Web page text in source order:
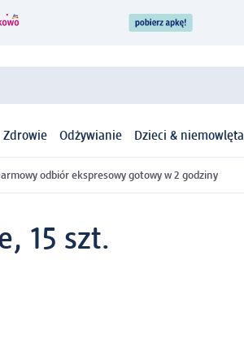
Zdrowie Odżywianie Dzieci & niemowlęta
odbiór ekspresowy gotowy w 2 godziny
15 szt.